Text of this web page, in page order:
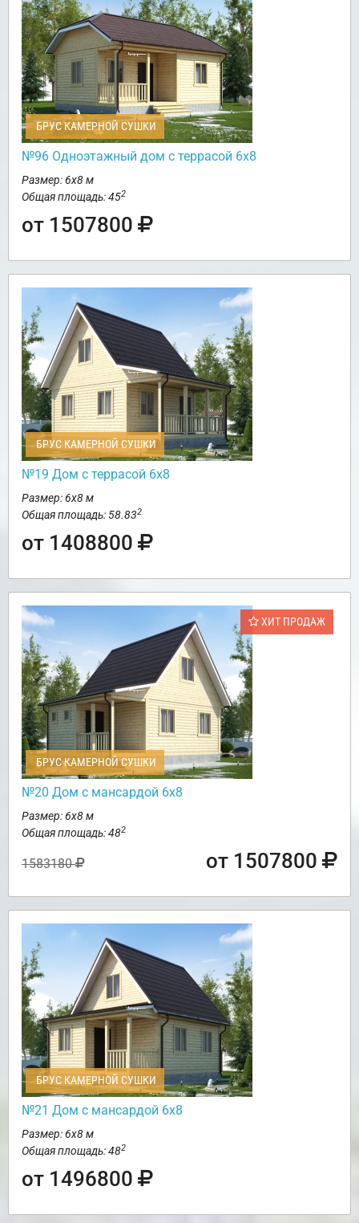
БРУС КАМЕРНОЙ СУШКИ
№96 Одноэтажный дом с террасой 6х8
Размер: 6х8 м
Общая площадь: 452
от 1507800
БРУС КАМЕРНОЙ СУШКИ
№19 Дом с террасой 6х8
Размер: 6х8 м
Общая площадь: 58.832
от 1408800
ХИТ ПРОДАЖ
БРУС КАМЕРНОЙ СУШКИ
№20 Дом с мансардой 6х8
Размер: 6х8 м
Общая площадь: 482
1583180 от 1507800
БРУС КАМЕРНОЙ СУШКИ
№21 Дом с мансардой 6х8
Размер: 6х8 м
Общая площадь: 482
от 1496800